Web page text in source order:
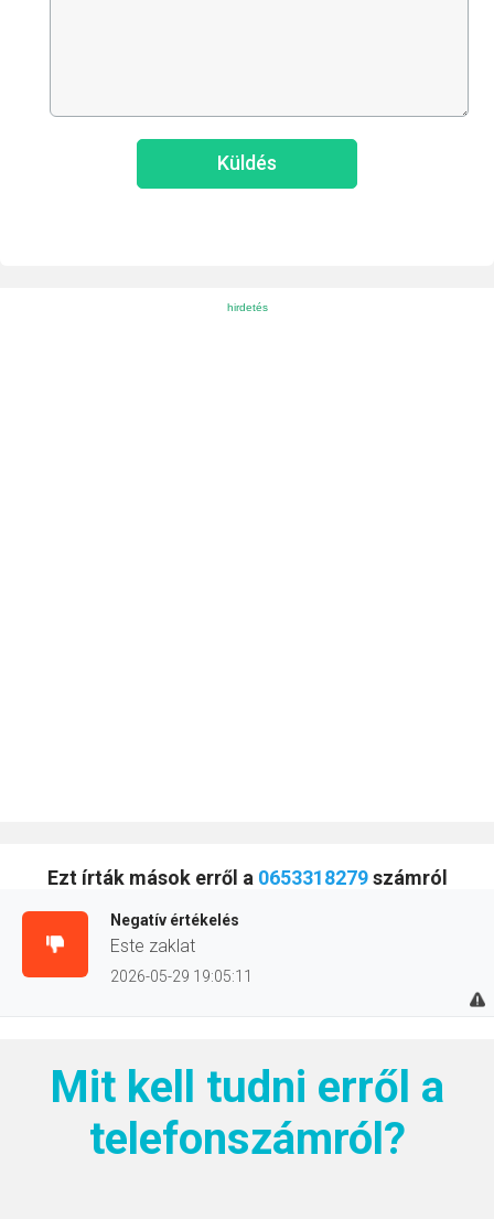
Küldés
Ezt írták mások erről a 0653318279számról
Negatív értékelés
Este zaklat
2026-05-29 19:05:11
Mit kell tudni erről a
telefonszámról?